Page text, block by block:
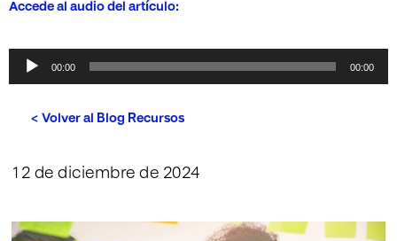
Accede al audio del artículo:
Reproductor
00:00 00:00
< Volver al Blog Recursos
12 de diciembre de 2024